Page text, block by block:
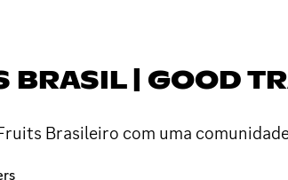
BRASIL | GOOD
Brasileiro com uma